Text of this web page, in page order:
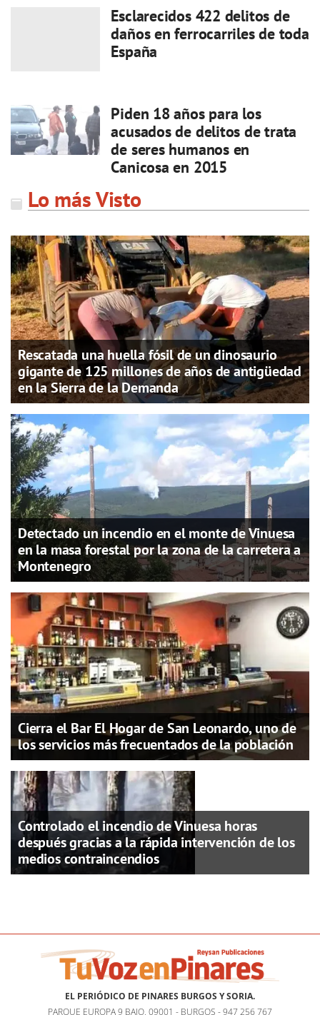
Esclarecidos 422 delitos de
daños en ferrocarriles de toda
España
Piden 18 años para los
acusados de delitos de trata
de seres humanos en
Canicosa en 2015
Lo más Visto
Rescatada una huella fósil de un dinosaurio
gigante de 125 millones de años de antigüedad
en la Sierra de la Demanda
Detectado un incendio en el monte de Vinuesa
en la masa forestal por la zona de la carretera a
Montenegro
Cierra el Bar El Hogar de San Leonardo, uno de
los servicios más frecuentados de la población
Controlado el incendio de Vinuesa horas
después gracias a la rápida intervención de los
medios contraincendios
EL PERIÓDICO DE PINARES BURGOS Y SORIA.
PARQUE EUROPA 9 BAJO, 09001 - BURGOS - 947 256 767